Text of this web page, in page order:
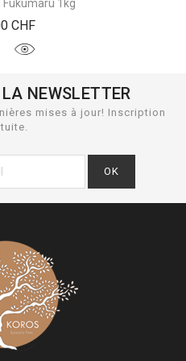
Fukumaru 1kg
CHFPrix
NEWSLETTER
mises à jour! Inscription